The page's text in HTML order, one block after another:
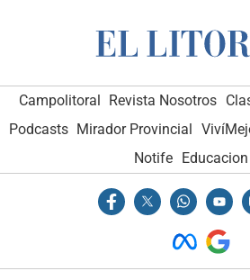
Campolitoral Revista Nosotros
Podcasts Mirador Provincial
Notife